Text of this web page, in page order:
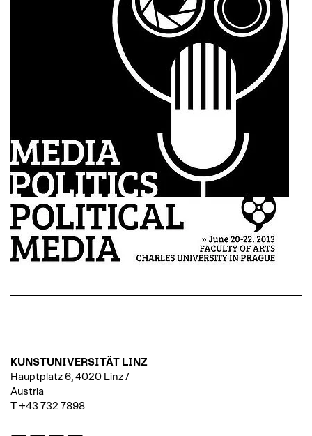
KUNSTUNIVERSITÄT LINZ
Hauptplatz 6, 4020 Linz /
Austria
T +43 732 7898